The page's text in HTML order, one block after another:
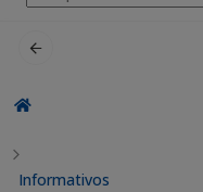
por:
Informativos